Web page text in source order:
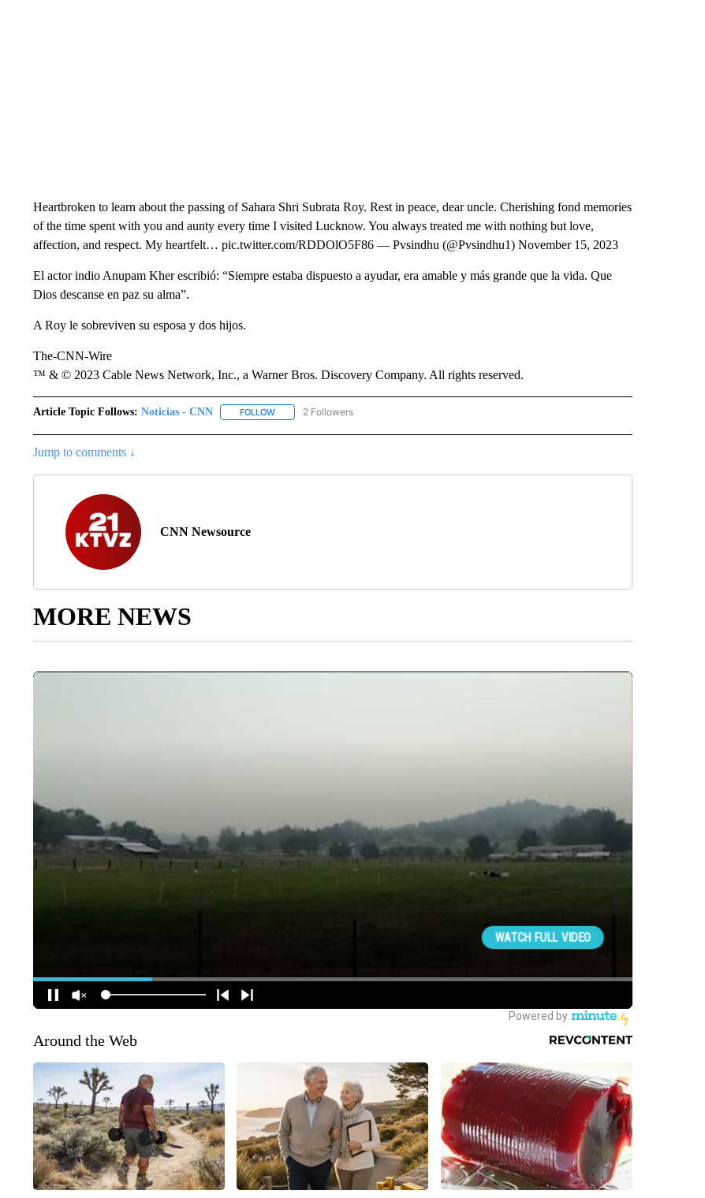
Heartbroken to learn about the passing of Sahara Shri Subrata Roy. Rest in peace, dear uncle. Cherishing fond memories
of the time spent with you and aunty every time I visited Lucknow. You always treated me with nothing but love,
affection, and respect. My heartfelt… pic.twitter.com/RDDOlO5F86 — Pvsindhu (@Pvsindhu1) November 15, 2023
El actor indio Anupam Kher escribió: “Siempre estaba dispuesto a ayudar, era amable y más grande que la vida. Que
Dios descanse en paz su alma”.
A Roy le sobreviven su esposa y dos hijos.
The-CNN-Wire
™ & © 2023 Cable News Network, Inc., a Warner Bros. Discovery Company. All rights reserved.
Article Topic Follows: Noticias - CNN FOLLOWFOLLOW "NOTICIAS - CNN" TO RECEIVE NOTIFICATIONS ABOUT NEW PAGES ON "NOTICIAS - CNN".
2 Followers
Jump to comments ↓
CNN Newsource
MORE NEWS
Around the Web